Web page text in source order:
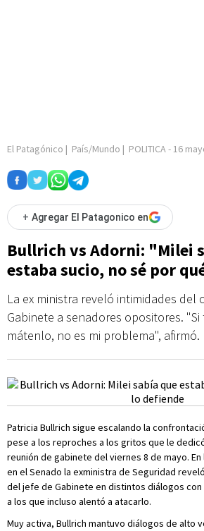
El Patagónico | País/Mundo | POLITICA- 16
+ Agregar El Patagonico en
Bullrich vs Adorni: "Milei
estaba sucio, no sé por
La ex ministra reveló intimidades del
Gabinete a senadores opositores.
mátenlo, no es mi problema", afirmó.
Patricia Bullrich sigue escalando la
pese a los reproches a los gritos que le
reunión de gabinete del viernes 8 de mayo.
en el Senado la exministra de Seguridad
del jefe de Gabinete en distintos diálogos
a los que incluso alentó a atacarlo.
Muy activa, Bullrich mantuvo diálogos de alto